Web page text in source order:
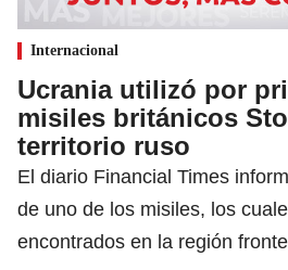
Internacional
Ucrania utilizó por
misiles británicos
territorio ruso
El diario Financial Times
de uno de los misiles, los
encontrados en la región